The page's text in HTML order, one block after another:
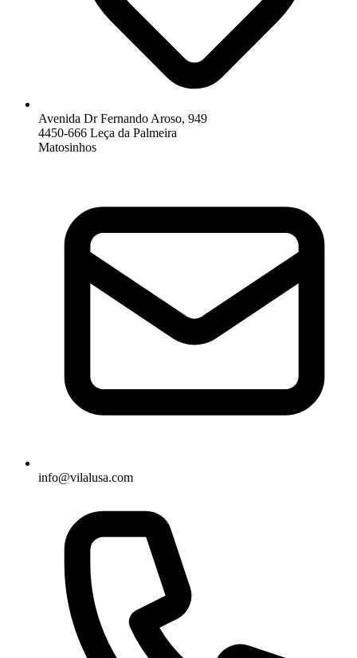
Avenida Dr Fernando Aroso, 949
4450-666 Leça da Palmeira
Matosinhos
info@vilalusa.com